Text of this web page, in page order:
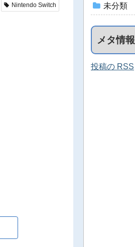
Nintendo Switch
未分類
メタ情報
投稿の RSS